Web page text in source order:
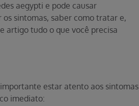
aegypti e pode causar
os sintomas, saber como tratar e,
artigo tudo o que você precisa
estar atento aos sintomas
imediato: